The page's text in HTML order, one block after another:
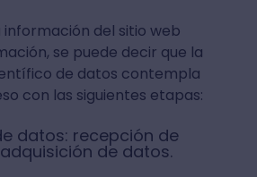
del sitio web
se puede decir que la
de datos contempla
con las siguientes etapas:
datos: recepción de
de datos.